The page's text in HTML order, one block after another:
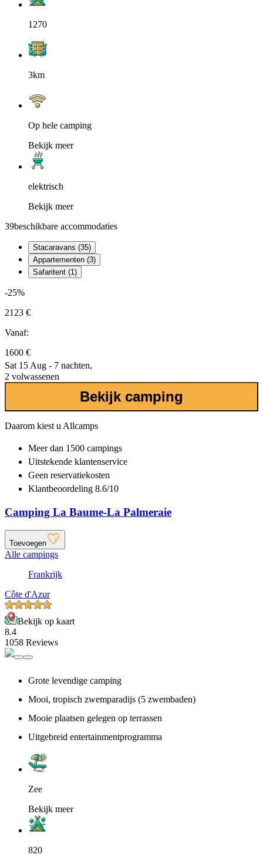
1270
3km
Op hele camping
Bekijk meer
elektrisch
Bekijk meer
39beschikbare accommodaties
Stacaravans (35)
Appartementen (3)
Safaritent (1)
-25%
2123 €
Vanaf:
1600 €
Sat 15 Aug - 7 nachten,
2 volwassenen
Bekijk camping
Daarom kiest u Allcamps
Meer dan 1500 campings
Uitstekende klantenservice
Geen reservatiekosten
Klantbeoordeling 8.6/10
Camping La Baume-La Palmeraie
Toevoegen
Alle campings
Frankrijk
Côte d'Azur
Bekijk op kaart
8.4
1058 Reviews
Grote levendige camping
Mooi, tropisch zwemparadijs (5 zwembaden)
Mooie plaatsen gelegen op terrassen
Uitgebreid entertainmentprogramma
Zee
Bekijk meer
820